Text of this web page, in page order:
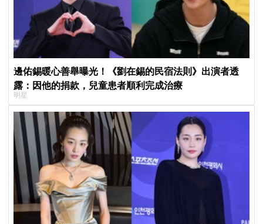
邊佑錫暖心善舉曝光！《劉在錫的民宿法則》出演者透
露：因他的捐款，兒童患者順利完成治療
明星